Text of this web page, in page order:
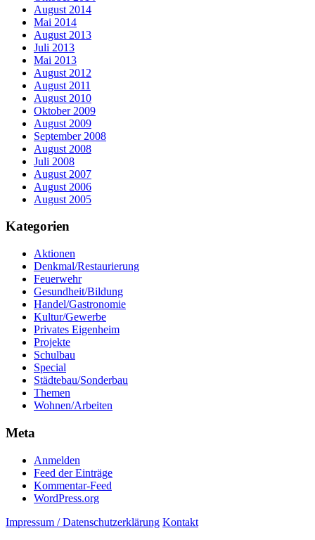
August 2014
Mai 2014
August 2013
Juli 2013
Mai 2013
August 2012
August 2011
August 2010
Oktober 2009
August 2009
September 2008
August 2008
Juli 2008
August 2007
August 2006
August 2005
Kategorien
Aktionen
Denkmal/Restaurierung
Feuerwehr
Gesundheit/Bildung
Handel/Gastronomie
Kultur/Gewerbe
Privates Eigenheim
Projekte
Schulbau
Special
Städtebau/Sonderbau
Themen
Wohnen/Arbeiten
Meta
Anmelden
Feed der Einträge
Kommentar-Feed
WordPress.org
Impressum / Datenschutzerklärung Kontakt